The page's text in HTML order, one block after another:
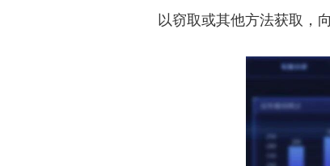
以窃取或其他方法获取，